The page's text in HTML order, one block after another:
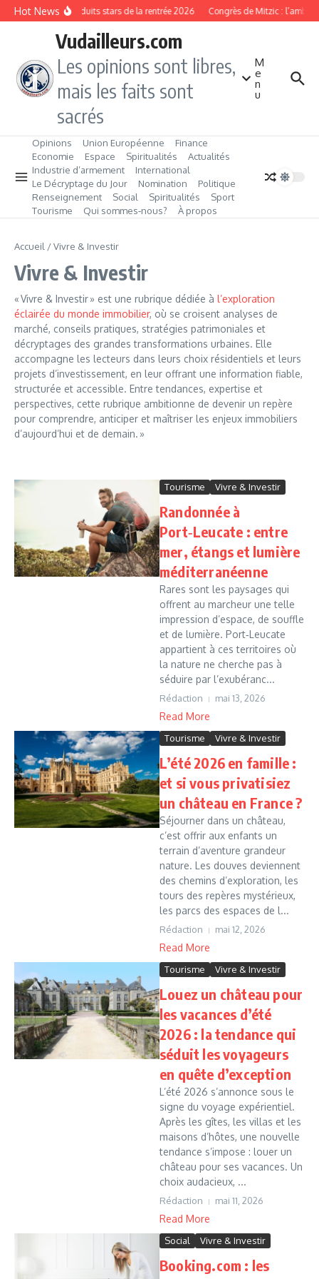
Aller au contenu
Hot NewsLes produits stars de la rentrée 2026 Congrès de Mitzic :
Vudailleurs.com
Les opinions sont libres,
mais les faits sont
sacrés
M
e
n
u
Opinions Union Européenne
Finance
Economie
Espace Spiritualités
Actualités
Industrie d’armement
International
Le Décryptage du Jour
Nomination
Politique
Renseignement
Social Spiritualités
Sport
Tourisme
Qui sommes‑nous? À propos
Accueil /Vivre & Investir
Vivre & Investir
« Vivre & Investir » est une rubrique dédiée à l’exploration
éclairée du monde immobilier, où se croisent analyses de
marché, conseils pratiques, stratégies patrimoniales et
décryptages des grandes transformations urbaines. Elle
accompagne les lecteurs dans leurs choix résidentiels et leurs
projets d’investissement, en leur offrant une information fiable,
structurée et accessible. Entre tendances, expertise et
perspectives, cette rubrique ambitionne de devenir un repère
pour comprendre, anticiper et maîtriser les enjeux immobiliers
d’aujourd’hui et de demain. »
Tourisme Vivre & Investir
Randonnée à
Port‑Leucate : entre
mer, étangs et lumière
méditerranéenne
Rares sont les paysages qui
offrent au marcheur une telle
impression d’espace, de souffle
et de lumière. Port‑Leucate
appartient à ces territoires où
la nature ne cherche pas à
séduire par l’exubéranc...
Rédaction mai 13, 2026
Read More
Tourisme Vivre & Investir
L’été 2026 en famille :
et si vous privatisiez
un château en France ?
Séjourner dans un château,
c’est offrir aux enfants un
terrain d’aventure grandeur
nature. Les douves deviennent
des chemins d’exploration, les
tours des repères mystérieux,
les parcs des espaces de l...
Rédaction mai 12, 2026
Read More
Tourisme Vivre & Investir
Louez un château pour
les vacances d’été
2026 : la tendance qui
séduit les voyageurs
en quête d’exception
L’été 2026 s’annonce sous le
signe du voyage expérientiel.
Après les gîtes, les villas et les
maisons d’hôtes, une nouvelle
tendance s’impose : louer un
château pour ses vacances. Un
choix audacieux, ...
Rédaction mai 11, 2026
Read More
Social Vivre & Investir
Booking.com : les